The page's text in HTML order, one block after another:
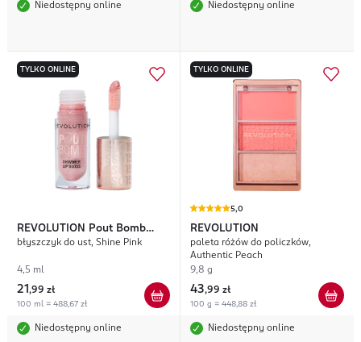
Niedostępny online Niedostępny online
TYLKO ONLINE
REVOLUTION
Pout Bomb
Shimmer
błyszczyk do ust, Shine Pink
4,5 ml
21 ,99 zł
100 ml = 488,67 zł
Niedostępny online
TYLKO ONLINE
5,0
REVOLUTION
paleta różów do policzków,
Authentic Peach
9,8 g
43,99 zł
100 g = 448,88 zł
Niedostępny online